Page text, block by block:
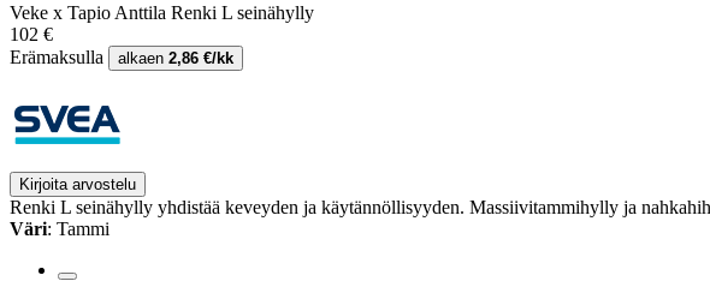
Veke x Tapio Anttila Renki L seinähylly
102 €
Erämaksulla
alkaen 2,86 €/kk
Kirjoita arvostelu
Renki L seinähylly yhdistää keveyden ja käytännöllisyyden. Massiivitammihylly ja
Väri: Tammi